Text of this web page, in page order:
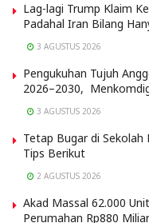
Lag-lagi Trump Klaim
Padahal Iran Bilang
3 AGUSTUS 2026
Pengukuhan Tujuh
2026–2030,
3 AGUSTUS 2026
Tetap Bugar di
Tips Berikut
2 AGUSTUS 2026
Akad Massal 62.000
Perumahan Rp880